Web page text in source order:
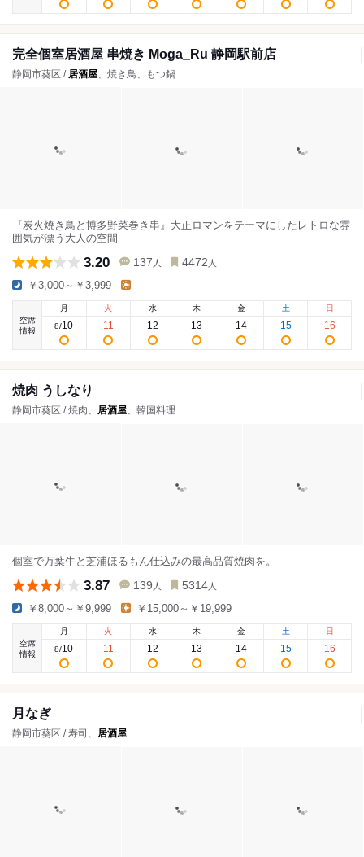
完全個室居酒屋 串焼き Moga_Ru 静岡駅前店
静岡市葵区 / 居酒屋、焼き鳥、もつ鍋
『炭火焼き鳥と博多野菜巻き串』大正ロマンをテーマにしたレトロな雰
囲気が漂う大人の空間
3.20 137 人 4472 人
￥3,000～￥3,999 -
空席
情報
月
8/10
火
11
水
12
木
13
金
14
土
15
日
16
焼肉 うしなり
静岡市葵区 / 焼肉、 居酒屋、韓国料理
個室で万葉牛と芝浦ほるもん仕込みの最高品質焼肉を。
3.87 139 人 5314 人
￥8,000～￥9,999 ￥15,000～￥19,999
空席
情報
月
8/10
火
11
水
12
木
13
金
14
土
15
日
16
月なぎ
静岡市葵区 / 寿司、 居酒屋